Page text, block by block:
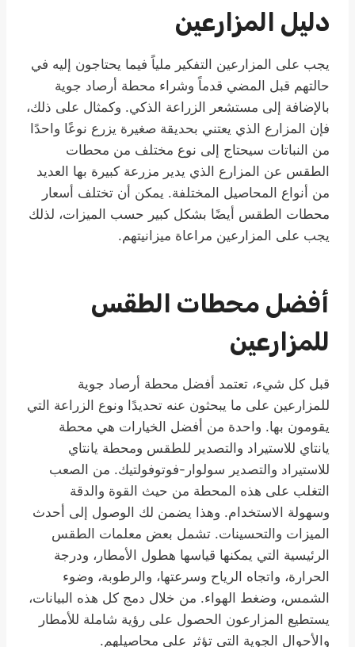
دليل المزارعين
يجب على المزارعين التفكير ملياً فيما يحتاجون إليه في
حالتهم قبل المضي قدماً وشراء محطة أرصاد جوية
بالإضافة إلى مستشعر الزراعة الذكي. وكمثال على ذلك،
فإن المزارع الذي يعتني بحديقة صغيرة يزرع نوعًا واحدًا
من النباتات سيحتاج إلى نوع مختلف من محطات
الطقس عن المزارع الذي يدير مزرعة كبيرة بها العديد
من أنواع المحاصيل المختلفة. يمكن أن تختلف أسعار
محطات الطقس أيضًا بشكل كبير حسب الميزات، لذلك
يجب على المزارعين مراعاة ميزانيتهم.
أفضل محطات الطقس
للمزارعين
قبل كل شيء، تعتمد أفضل محطة أرصاد جوية
للمزارعين على ما يبحثون عنه تحديدًا ونوع الزراعة التي
يقومون بها. واحدة من أفضل الخيارات هي محطة
يانتاي للاستيراد والتصدير للطقس ومحطة يانتاي
للاستيراد والتصدير سولوار-فوتوفولتيك. من الصعب
التغلب على هذه المحطة من حيث القوة والدقة
وسهولة الاستخدام. وهذا يضمن لك الوصول إلى أحدث
الميزات والتحسينات. تشمل بعض معلمات الطقس
الرئيسية التي يمكنها قياسها هطول الأمطار، ودرجة
الحرارة، واتجاه الرياح وسرعتها، والرطوبة، وضوء
الشمس، وضغط الهواء. من خلال دمج كل هذه البيانات،
يستطيع المزارعون الحصول على رؤية شاملة للأمطار
والأحوال الجوية التي تؤثر على محاصيلهم.